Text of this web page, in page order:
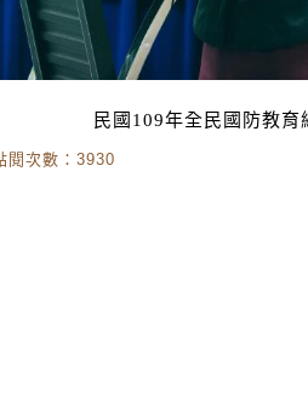
民國109年全民國防教
次數：3930
印